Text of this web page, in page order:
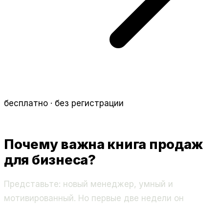
бесплатно · без регистрации
Почему важна книга продаж
для бизнеса?
Представьте: новый менеджер, умный и
мотивированный. Но первые две недели он